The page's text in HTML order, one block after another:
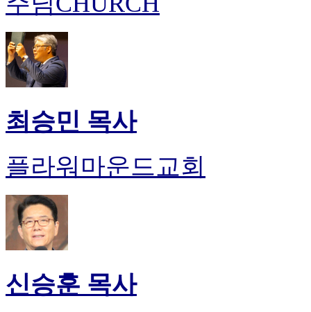
최승민 목사
플라워마운드교회
신승훈 목사